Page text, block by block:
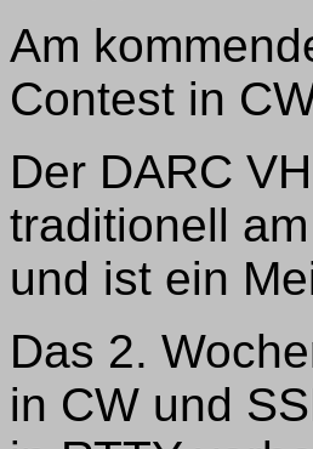
Am
Contest in
Der DARC
traditionell
und ist ein
Das 2.
in CW und